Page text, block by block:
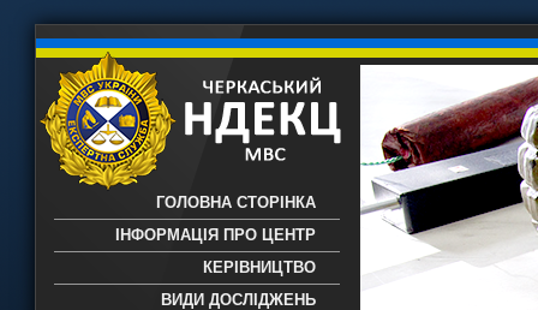
ГОЛОВНА СТОРІНКА
ІНФОРМАЦІЯ ПРО ЦЕНТР
КЕРІВНИЦТВО
ВИДИ ДОСЛІДЖЕНЬ